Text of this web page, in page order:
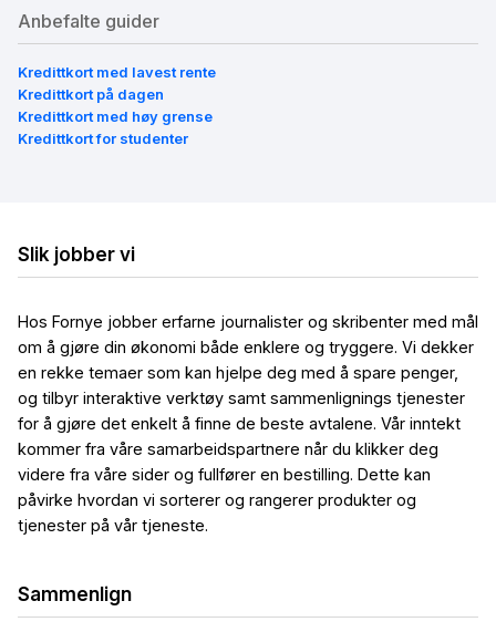
Anbefalte guider
Kredittkort med lavest rente
Kredittkort på dagen
Kredittkort med høy grense
Kredittkort for studenter
Slik jobber vi
Hos Fornye jobber erfarne journalister og skribenter med mål
om å gjøre din økonomi både enklere og tryggere. Vi dekker
en rekke temaer som kan hjelpe deg med å spare penger,
og tilbyr interaktive verktøy samt sammenlignings tjenester
for å gjøre det enkelt å finne de beste avtalene. Vår inntekt
kommer fra våre samarbeidspartnere når du klikker deg
videre fra våre sider og fullfører en bestilling. Dette kan
påvirke hvordan vi sorterer og rangerer produkter og
tjenester på vår tjeneste.
Sammenlign